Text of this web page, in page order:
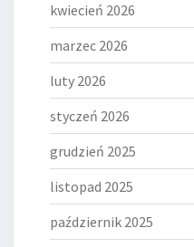
kwiecień 2026
marzec 2026
luty 2026
styczeń 2026
grudzień 2025
listopad 2025
październik 2025